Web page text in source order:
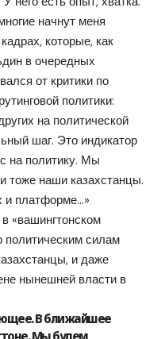
начнут меня
которые, как
в очередных
от критики по
политики:
на политической
шаг. Это индикатор
на политику. Мы
тоже наши казахстанцы.
и платформе…»
«вашингтонском
политическим силам
и даже
нынешней власти в
В ближайшее
Мы будем